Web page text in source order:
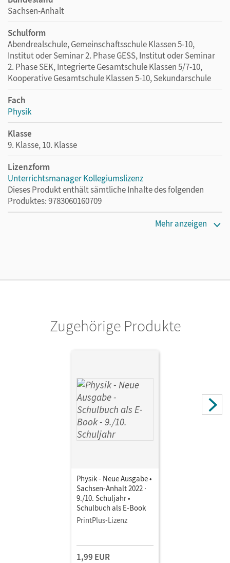
Sachsen-Anhalt
Schulform
Abendrealschule, Gemeinschaftsschule Klassen 5-10,
Institut oder Seminar 2. Phase GESS, Institut oder Seminar
2. Phase SEK, Integrierte Gesamtschule Klassen 5/7-10,
Kooperative Gesamtschule Klassen 5-10, Sekundarschule
Fach
Physik
Klasse
9. Klasse, 10. Klasse
Lizenzform
Unterrichtsmanager Kollegiumslizenz
Dieses Produkt enthält sämtliche Inhalte des folgenden
Produktes: 9783060160709
Unterrichtsmanagers solange das Lehrwerk erhältlich ist.
Mehr anzeigen
Zugehörige Produkte
Physik - Neue Ausgabe •
Sachsen-Anhalt 2022 ·
9./10. Schuljahr •
Schulbuch als E-Book
PrintPlus-Lizenz
1,99 EUR